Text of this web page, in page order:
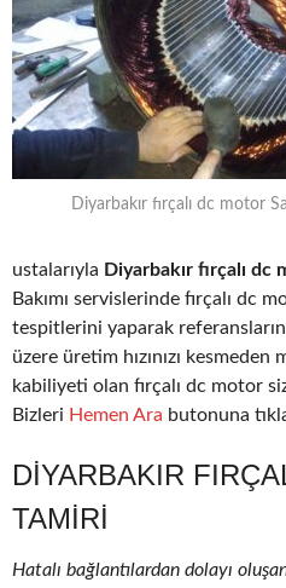
Diyarbakır fırçalı dc motor
ustalarıyla Diyarbakır fırçalı dc
Bakımı servislerinde fırçalı dc
tespitlerini yaparak
üzere üretim hızınızı kesmeden
kabiliyeti olan fırçalı dc motor
Bizleri Hemen Ara butonuna
DIYARBAKIR
TAMIRI
Hatalı bağlantılardan dolayı